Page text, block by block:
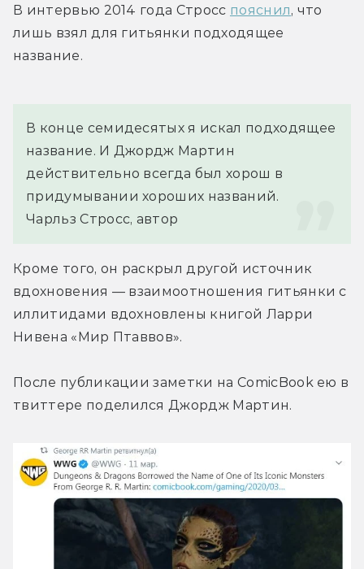
В интервью 2014 года Стросс пояснил, что
лишь взял для гитьянки подходящее
название.
В конце семидесятых я искал подходящее
название. И Джордж Мартин
действительно всегда был хорош в
придумывании хороших названий.
Чарльз Стросс, автор
Кроме того, он раскрыл другой источник
вдохновения — взаимоотношения гитьянки с
иллитидами вдохновлены книгой Ларри
Нивена «Мир Птаввов».
После публикации заметки на ComicBook ею в
твиттере поделился Джордж Мартин.